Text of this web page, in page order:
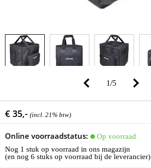
1/5
€ 35,- (incl. 21% btw)
Online voorraadstatus:
Op voorraad
Nog 1 stuk op voorraad in ons magazijn
(en nog 6 stuks op voorraad bij de leverancier)